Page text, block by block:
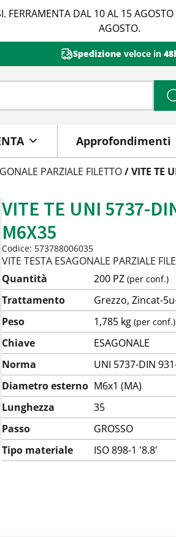
FERRAMENTA DAL 10 AL 15
AGOSTO.
Spedizione veloce in
Approfondimenti
PARZIALE FILETTO/ VITE TE
VITE TE UNI 5737-
M6X35
Codice: 573788006035
VITE TESTA ESAGONALE PARZIALE
Quantità
200 PZ (per conf.)
Trattamento
Grezzo, Zincat-
Peso
1,785 kg (per conf.)
Chiave
ESAGONALE
Norma
UNI 5737-DIN
Diametro esterno M6x1 (MA)
Lunghezza
35
Passo
GROSSO
Tipo materiale
ISO 898-1 '8.8'